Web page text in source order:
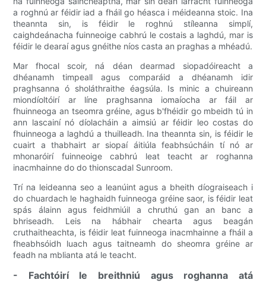
a roghnú ar féidir iad a fháil go héasca i méideanna stoic. Ina
theannta sin, is féidir le roghnú stíleanna simplí,
caighdeánacha fuinneoige cabhrú le costais a laghdú, mar is
féidir le dearaí agus gnéithe níos casta an praghas a mhéadú.
Mar fhocal scoir, ná déan dearmad siopadóireacht a
dhéanamh timpeall agus comparáid a dhéanamh idir
praghsanna ó sholáthraithe éagsúla. Is minic a chuireann
miondíoltóirí ar líne praghsanna iomaíocha ar fáil ar
fhuinneoga an tseomra gréine, agus b'fhéidir go mbeidh tú in
ann lascainí nó díolacháin a aimsiú ar féidir leo costas do
fhuinneoga a laghdú a thuilleadh. Ina theannta sin, is féidir le
cuairt a thabhairt ar siopaí áitiúla feabhsúcháin tí nó ar
mhonaróirí fuinneoige cabhrú leat teacht ar roghanna
inacmhainne do do thionscadal Sunroom.
Trí na leideanna seo a leanúint agus a bheith díograiseach i
do chuardach le haghaidh fuinneoga gréine saor, is féidir leat
spás álainn agus feidhmiúil a chruthú gan an banc a
bhriseadh. Leis na hábhair chearta agus beagán
cruthaitheachta, is féidir leat fuinneoga inacmhainne a fháil a
fheabhsóidh luach agus taitneamh do sheomra gréine ar
feadh na mblianta atá le teacht.
- Fachtóirí le breithniú agus roghanna atá